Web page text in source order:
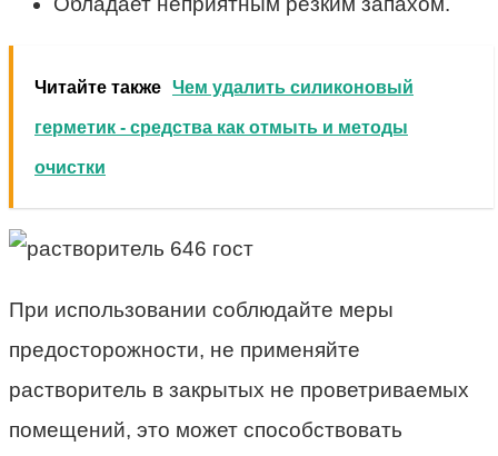
Читайте также Чем удалить силиконовый
герметик - средства как отмыть и методы
очистки
При использовании соблюдайте меры
предосторожности, не применяйте
растворитель в закрытых не проветриваемых
помещений, это может способствовать